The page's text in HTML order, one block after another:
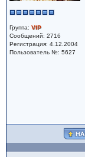
Группа: VIP
Сообщений: 2716
Регистрация: 4.12.2004
Пользователь №: 5627